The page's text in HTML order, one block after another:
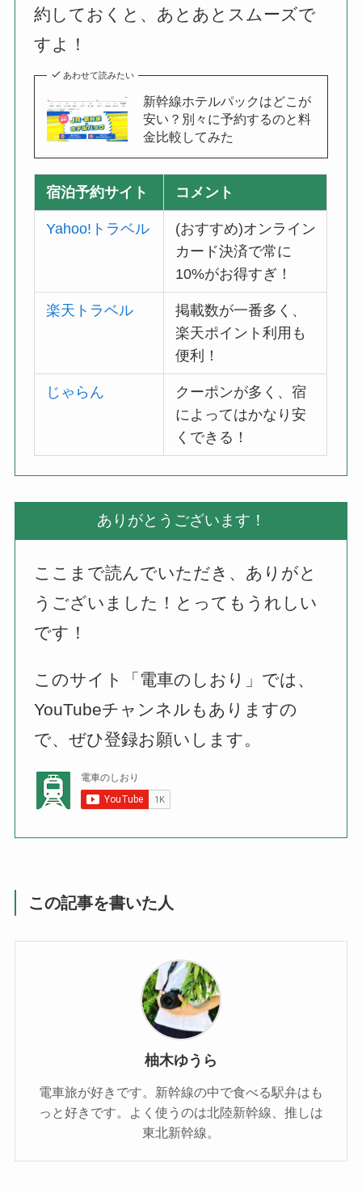
約しておくと、あとあとスムーズで
すよ！
あわせて読みたい
新幹線ホテルパックはどこが
安い？別々に予約するのと料
金比較してみた
宿泊予約サイト コメント
Yahoo!トラベル
(おすすめ)オンライン
カード決済で常に
10%がお得すぎ！
楽天トラベル
掲載数が一番多く、
楽天ポイント利用も
便利！
じゃらん
クーポンが多く、宿
によってはかなり安
くできる！
ありがとうございます！
ここまで読んでいただき、ありがと
うございました！とってもうれしい
です！
このサイト「電車のしおり」では、
YouTubeチャンネルもありますの
で、ぜひ登録お願いします。
この記事を書いた人
柚木ゆうら
電車旅が好きです。新幹線の中で食べる駅弁はも
っと好きです。よく使うのは北陸新幹線、推しは
東北新幹線。